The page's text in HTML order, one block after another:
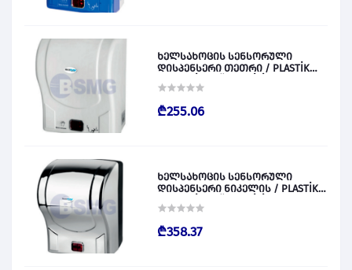
ხელსახოცის სენსორული
დისპენსერი თეთრი / PLASTİK
028829
₾255.06
ხელსახოცის სენსორული
დისპენსერი ნიკელის / PLASTİK
028830
₾358.37